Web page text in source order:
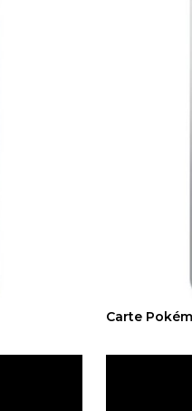
Carte